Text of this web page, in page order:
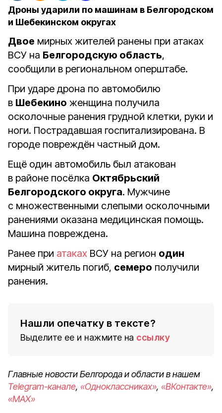
Дроны ударили по машинам в Белгородском
и Шебекинском округах
Двое мирных жителей ранены при атаках
ВСУ на Белгородскую область,
сообщили в региональном оперштабе.
При ударе дрона по автомобилю
в Шебекино женщина получила
осколочные ранения грудной клетки, руки и
ноги. Пострадавшая госпитализирована. В
городе повреждён частный дом.
Ещё один автомобиль был атакован
в районе посёлка Октябрьский
Белгородского округа. Мужчине
с множественными слепыми осколочными
ранениями оказана медицинская помощь.
Машина повреждена.
Ранее при атаках ВСУ на регион один
мирный житель погиб, семеро получили
ранения.
Нашли опечатку в тексте?
Выделите ее и нажмите на ссылку
Главные новости Белгорода и области в нашем
Telegram-канале, «Одноклассниках», «ВКонтакте»,
«MAX»